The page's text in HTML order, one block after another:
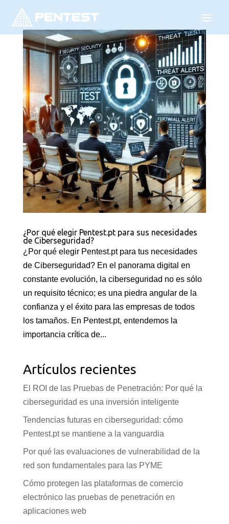
¿Por qué elegir Pentest.pt para sus necesidades
de Ciberseguridad?
¿Por qué elegir Pentest.pt para tus necesidades
de Ciberseguridad? En el panorama digital en
constante evolución, la ciberseguridad no es sólo
un requisito técnico; es una piedra angular de la
confianza y el éxito para las empresas de todos
los tamaños. En Pentest.pt, entendemos la
importancia crítica de...
Artículos recientes
El ROI de las Pruebas de Penetración: Por qué la
ciberseguridad es una inversión inteligente
Tendencias futuras en ciberseguridad: cómo
Pentest.pt se mantiene a la vanguardia
Por qué las evaluaciones de vulnerabilidad de la
red son fundamentales para las PYME
Cómo protegen las plataformas de comercio
electrónico las pruebas de penetración en
aplicaciones web